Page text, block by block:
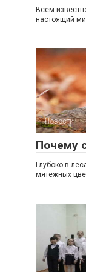
Всем
настоящий
Новости
Почему
Глубоко в
мятежных